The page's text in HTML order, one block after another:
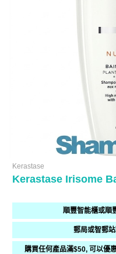
Kerastase
Kerastase Irisome
順豐智能櫃或順
郵局或智郵
購買任何產品滿$50, 可以優